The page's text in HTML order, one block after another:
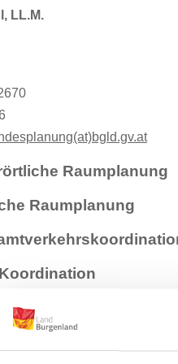
Konzepte und Planung
LL.M.
Raumplanung
Raumplanung
Konzepte und
Fertö –